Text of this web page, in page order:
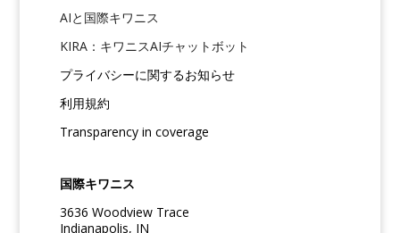
AIと国際キワニス
KIRA：キワニスAIチャットボット
プライバシーに関するお知らせ
利用規約
Transparency in coverage
国際キワニス
3636 Woodview Trace
Indianapolis, IN